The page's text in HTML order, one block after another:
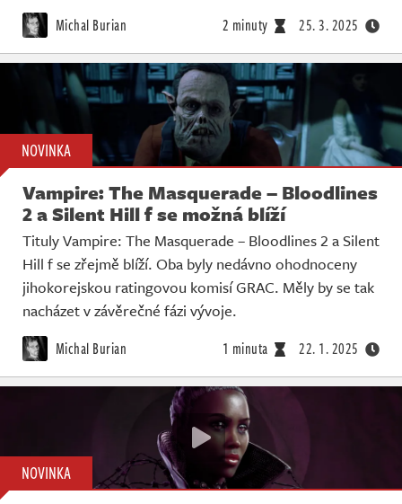
Michal Burian 2 minuty 25. 3. 2025
NOVINKA
Vampire: The Masquerade – Bloodlines
2 a Silent Hill f se možná blíží
Tituly Vampire: The Masquerade – Bloodlines 2 a Silent
Hill f se zřejmě blíží. Oba byly nedávno ohodnoceny
jihokorejskou ratingovou komisí GRAC. Měly by se tak
nacházet v závěrečné fázi vývoje.
Michal Burian 1 minuta 22. 1. 2025
NOVINKA